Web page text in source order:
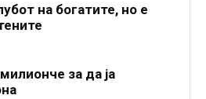
на богатите, но е
за да ја